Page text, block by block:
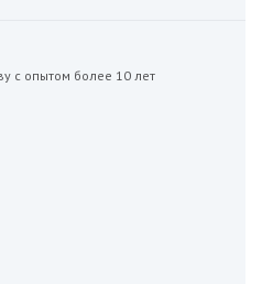
с опытом более 10 лет